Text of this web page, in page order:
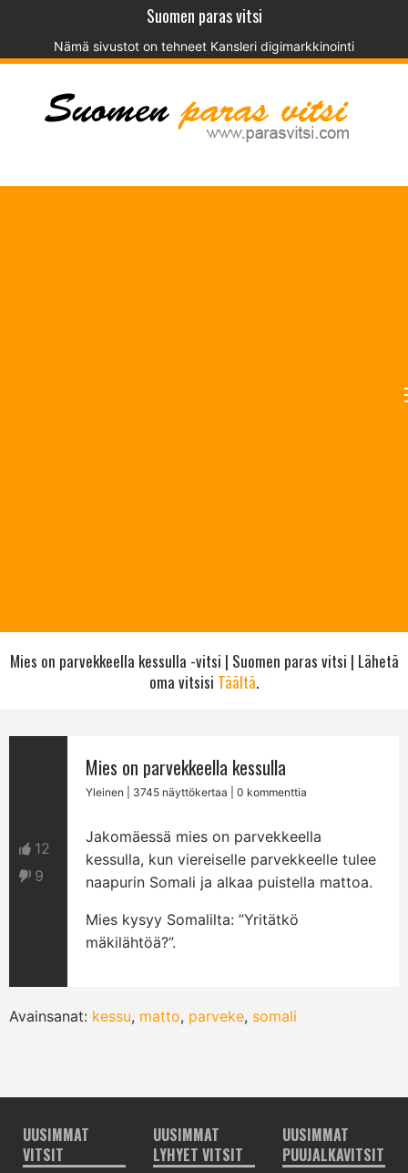
Suomen paras vitsi
Nämä sivustot on tehneet Kansleri digimarkkinointi
Mies on parvekkeella kessulla -vitsi | Suomen paras vitsi | Lähetä
oma vitsisi Täältä.
12
9
Mies on parvekkeella kessulla
Yleinen | 3745 näyttökertaa | 0 kommenttia
Jakomäessä mies on parvekkeella
kessulla, kun viereiselle parvekkeelle tulee
naapurin Somali ja alkaa puistella mattoa.
Mies kysyy Somalilta: ”Yritätkö
mäkilähtöä?”.
Avainsanat: kessu, matto, parveke, somali
UUSIMMAT
VITSIT
UUSIMMAT
LYHYET VITSIT
UUSIMMAT
PUUJALKAVITSIT